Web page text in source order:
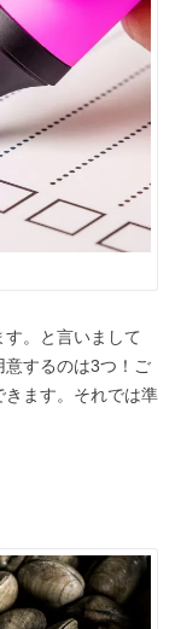
。と言いまして
意するのは3つ！ご
ます。それでは準